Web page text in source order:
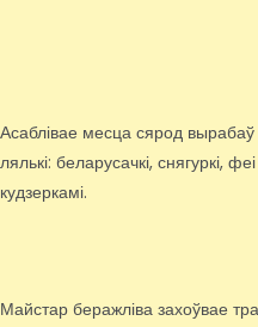
Асаблівае месца сярод
лялькі: беларусачкі, снягуркі,
кудзеркамі.
Майстар беражліва захоўвае